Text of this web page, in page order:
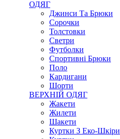
ОДЯГ
Джинси Та Брюки
Сорочки
Толстовки
Светри
Футболки
Спортивні Брюки
Поло
Кардигани
Шорти
ВЕРХНІЙ ОДЯГ
Жакети
Жилети
Шакети
Куртки З Еко-Шкіри